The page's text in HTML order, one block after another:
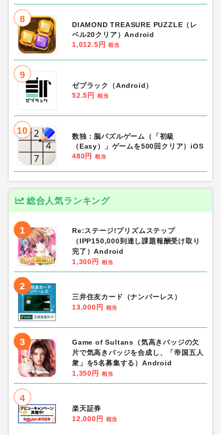
8
DIAMOND TREASURE PUZZLE（レ
ベル20クリア）Android
1,012.5円
相当
9
ゼブラック（Android）
52.5円
相当
10
数独：脳パズルゲーム（「初級
（Easy）」ゲームを500回クリア）iOS
480円
相当
総合人気ランキング
1
Re:ステージ!プリズムステップ
（IPP150,000到達し課題報酬受け取り
完了）Android
1,300円
相当
2
三井住友カード（ナンバーレス）
13,000円
相当
3
Game of Sultans（気高きバッジの欠
片で気高きバッジを合成し、「帝国五人
衆」を5名募集する）Android
1,350円
相当
4
楽天証券
12,000円
相当